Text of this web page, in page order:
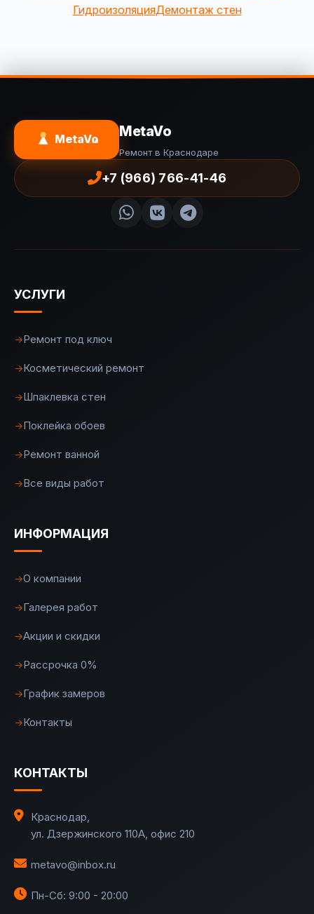
ГидроизоляцияДемонтаж стен
MetaVo
.ru
MetaVo
Ремонт в Краснодаре
+7 (966) 766-41-46
УСЛУГИ
→Ремонт под ключ
→Косметический ремонт
→Шпаклевка стен
→Поклейка обоев
→Ремонт ванной
→Все виды работ
ИНФОРМАЦИЯ
→О компании
→Галерея работ
→Акции и скидки
→Рассрочка 0%
→График замеров
→Контакты
КОНТАКТЫ
Краснодар,
ул. Дзержинского 110А, офис 210
metavo@inbox.ru
Пн-Сб: 9:00 - 20:00